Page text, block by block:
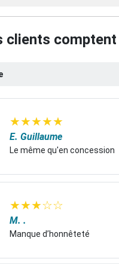
clients comptent
★★★★★
E. Guillaume
Le même qu'en concession
★★★☆☆
M. .
Manque d’honnêteté